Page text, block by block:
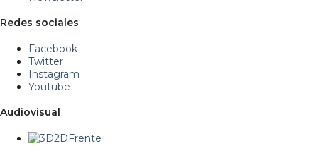
Redes sociales
Facebook
Twitter
Instagram
Youtube
Audiovisual